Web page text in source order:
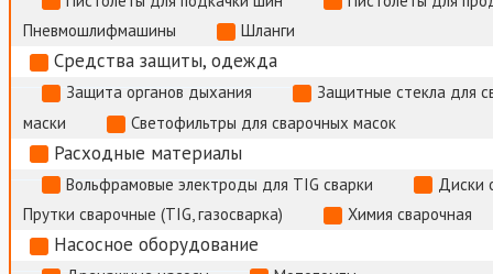
Пневмошлифмашины
Шланги
Средства защиты, одежда
Защита органов дыхания
Защитные стекла для
маски
Светофильтры для сварочных масок
Расходные материалы
Вольфрамовые электроды для TIG сварки
Диски
Прутки сварочные (TIG, газосварка)
Химия сварочная
Насосное оборудование